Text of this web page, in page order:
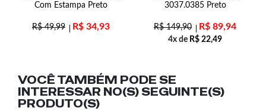
Com Estampa Preto
R$49,99 R$ 34,93
3037.0385 Preto
R$149,90 R$ 89,94
4x de R$ 22,49
VOCÊ TAMBÉM PODE SE
INTERESSAR NO(S) SEGUINTE(S)
PRODUTO(S)